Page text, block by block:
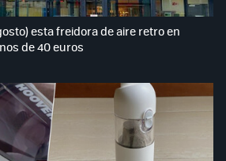
esta freidora de aire retro en
de 40 euros